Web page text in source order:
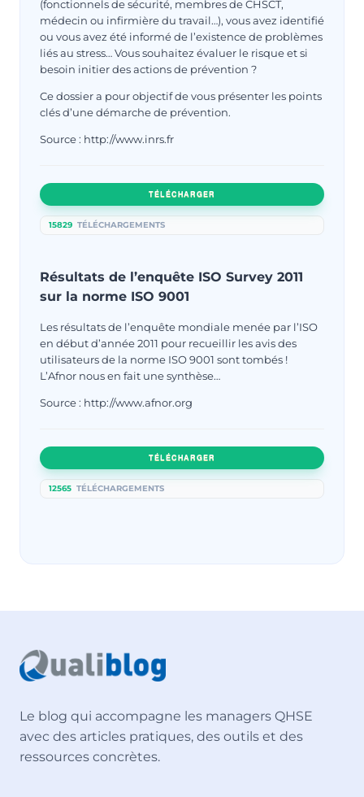
(fonctionnels de sécurité, membres de CHSCT,
médecin ou infirmière du travail…), vous avez identifié
ou vous avez été informé de l’existence de problèmes
liés au stress… Vous souhaitez évaluer le risque et si
besoin initier des actions de prévention ?
Ce dossier a pour objectif de vous présenter les points
clés d’une démarche de prévention.
Source : http://www.inrs.fr
TÉLÉCHARGER
15829 TÉLÉCHARGEMENTS
Résultats de l’enquête ISO Survey 2011
sur la norme ISO 9001
Les résultats de l’enquête mondiale menée par l’ISO
en début d’année 2011 pour recueillir les avis des
utilisateurs de la norme ISO 9001 sont tombés !
L’Afnor nous en fait une synthèse…
Source : http://www.afnor.org
TÉLÉCHARGER
12565 TÉLÉCHARGEMENTS
Le blog qui accompagne les managers QHSE
avec des articles pratiques, des outils et des
ressources concrètes.